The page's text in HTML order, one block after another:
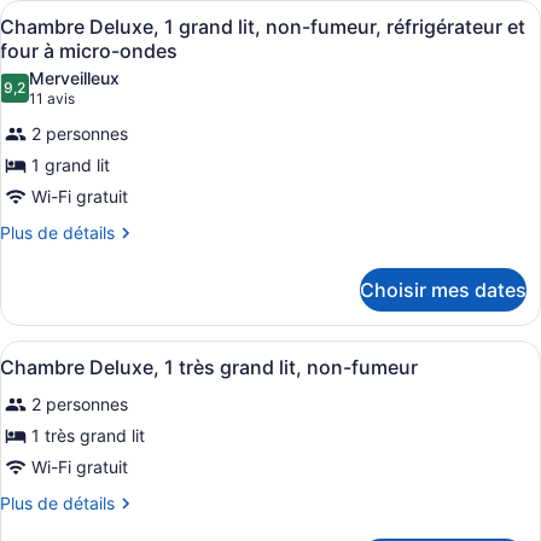
lits
doubles,
non-
fumeur
2
lits
doubles,
non-
fumeur
Afficher
toutes
les
photos
pour
ce
type
de
chambre :
1
grand
lit,
non-
fumeur,
réfrigérateur
four
Une chambre d’hôtel avec un
8
Chambre Deluxe, 1 grand lit, non-fumeur, réfrigérateur et
four à micro-ondes
9,29,2 sur 10
Merveilleux
11 avis
(11 avis)
2 personnes
1 grand lit
Wi-Fi gratuit
Plus de détails
Plus
Chambre
Deluxe,
1
lit,
non-
fumeur,
réfrigérateur
et
four
Choisir mes dates
Afficher
toutes
les
photos
pour
ce
type
Une chambre d’hôtel avec un lit,
8
Chambre Deluxe, 1 très grand lit, non-fumeur
2 personnes
1 très grand lit
Wi-Fi gratuit
Plus de détails
Plus